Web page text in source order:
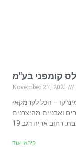
קומפני בע"מ
November 27, 2021
– הכל לקרמקאי
ואבניים מהיצרנים
קיראו עוד